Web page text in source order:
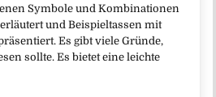
Symbole und Kombinationen
und Beispieltassen mit
Es gibt viele Gründe,
sollte. Es bietet eine leichte